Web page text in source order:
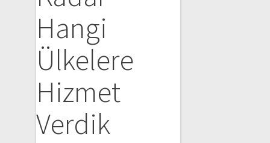
Hangi
Ülkelere
Hizmet
Verdik